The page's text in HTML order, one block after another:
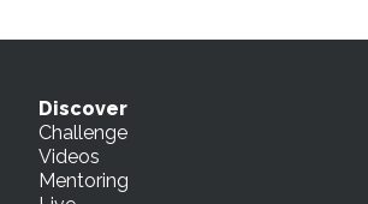
Discover
Challenge
Videos
Mentoring